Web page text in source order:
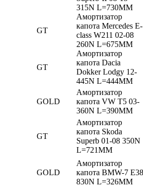
315N L=730MM
GT
Амортизатор
капота Mercedes E-
class W211 02-08
260N L=675MM
GT
Амортизатор
капота Dacia
Dokker Lodgy 12-
445N L=444MM
GOLD
Амортизатор
капота VW T5 03-
360N L=390MM
GT
Амортизатор
капота Skoda
Superb 01-08 350N
L=721MM
GOLD
Амортизатор
капота BMW-7 E38
830N L=326MM